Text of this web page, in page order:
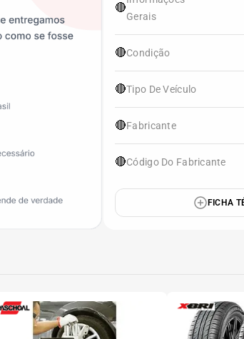
🔴
Gerais
🔴Condição
🔴Tipo De Veículo
🔴Fabricante
🔴Código Do Fabricante
FICHA